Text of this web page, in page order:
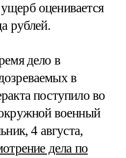
оценивается
рублей.
дело в
в
поступило во
военный
4 августа,
дела по